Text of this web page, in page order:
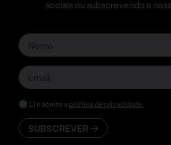
sociais ou subscrevendo a
Li e aceito a política de privacidade .
SUBSCREVER